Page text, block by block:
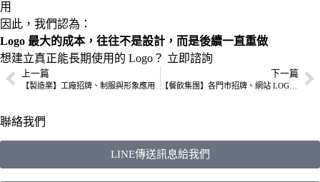
用
因此，我們認為：
Logo 最大的成本，往往不是設計，而是後續一直重做
想建立真正能長期使用的 Logo？ 立即諮詢
上一篇
【製造業】工廠招牌、制服與形象應用
下一篇
【餐飲集團】各門市招牌、網站 LOGO 應用
聯絡我們
LINE傳送訊息給我們